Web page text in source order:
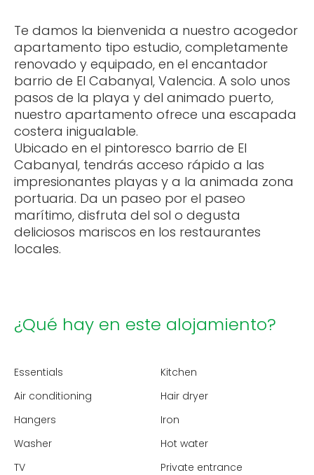
Te damos la bienvenida a nuestro acogedor
apartamento tipo estudio, completamente
renovado y equipado, en el encantador
barrio de El Cabanyal, Valencia. A solo unos
pasos de la playa y del animado puerto,
nuestro apartamento ofrece una escapada
costera inigualable.
Ubicado en el pintoresco barrio de El
Cabanyal, tendrás acceso rápido a las
impresionantes playas y a la animada zona
portuaria. Da un paseo por el paseo
marítimo, disfruta del sol o degusta
deliciosos mariscos en los restaurantes
locales.
¿Qué hay en este alojamiento?
Essentials
Kitchen
Air conditioning
Hair dryer
Hangers
Iron
Washer
Hot water
TV
Private entrance